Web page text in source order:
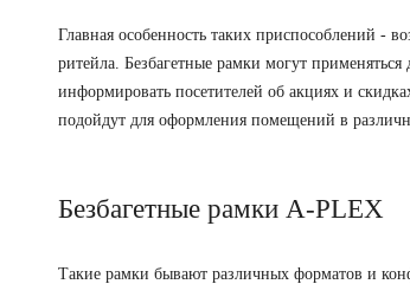
Главная особенность таких приспособлений -
ритейла. Безбагетные рамки могут
информировать посетителей об акциях и
подойдут для оформления помещений в
Безбагетные рамки A-PLEX
Такие рамки бывают различных форматов и